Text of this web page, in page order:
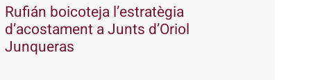
Rufián boicoteja l’estratègia
d’acostament a Junts d’Oriol
Junqueras